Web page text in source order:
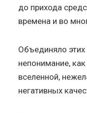
до прихода
времена и во
Объединяло
непонимание,
вселенной,
негативных